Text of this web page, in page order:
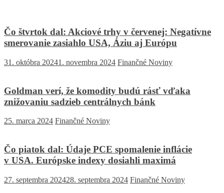
Čo štvrtok dal: Akciové trhy v červenej: Negatívne
smerovanie zasiahlo USA, Áziu aj Európu
31. októbra 20241. novembra 2024 Finančné Noviny
Goldman verí, že komodity budú rásť vďaka
znižovaniu sadzieb centrálnych bánk
25. marca 2024 Finančné Noviny
Čo piatok dal: Údaje PCE spomalenie inflácie
v USA. Európske indexy dosiahli maximá
27. septembra 202428. septembra 2024 Finančné Noviny